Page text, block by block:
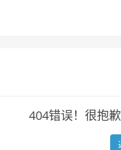
404错误！很抱